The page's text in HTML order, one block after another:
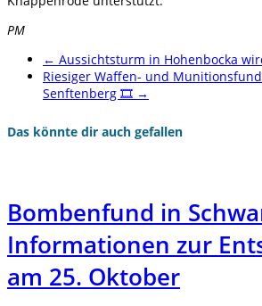
PM
← Aussichtsturm in Hohenbocka
Riesiger Waffen- und
Senftenberg 🎞️ →
Das könnte dir auch gefallen
Bombenfund in
Informationen zur
am 25. Oktober